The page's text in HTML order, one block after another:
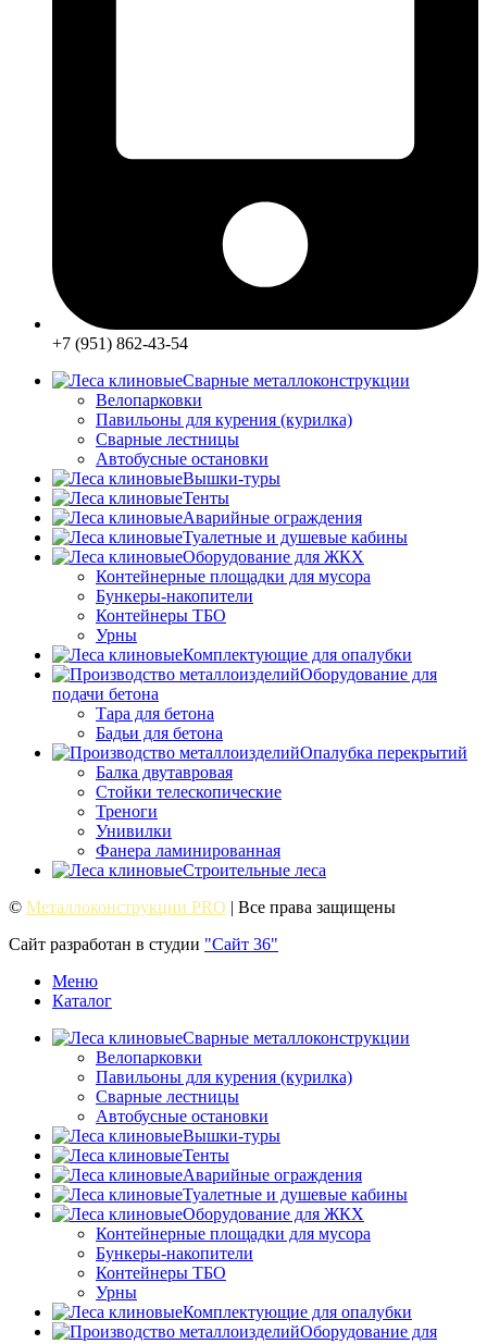
+7 (951) 862-43-54
Сварные металлоконструкции
Велопарковки
Павильоны для курения (курилка)
Сварные лестницы
Автобусные остановки
Вышки-туры
Тенты
Аварийные ограждения
Туалетные и душевые кабины
Оборудование для ЖКХ
Контейнерные площадки для мусора
Бункеры-накопители
Контейнеры ТБО
Урны
Комплектующие для опалубки
Оборудование для
подачи бетона
Тара для бетона
Бадьи для бетона
Опалубка перекрытий
Балка двутавровая
Стойки телескопические
Треноги
Унивилки
Фанера ламинированная
Строительные леса
© Металлоконструкции PRO | Все права защищены
Сайт разработан в студии "Сайт 36"
Меню
Каталог
Сварные металлоконструкции
Велопарковки
Павильоны для курения (курилка)
Сварные лестницы
Автобусные остановки
Вышки-туры
Тенты
Аварийные ограждения
Туалетные и душевые кабины
Оборудование для ЖКХ
Контейнерные площадки для мусора
Бункеры-накопители
Контейнеры ТБО
Урны
Комплектующие для опалубки
Оборудование для